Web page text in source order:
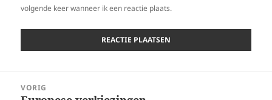
volgende keer wanneer ik een reactie plaats.
navigatie
VORIG